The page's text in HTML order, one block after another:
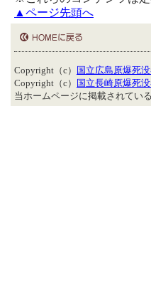
▲ページ先頭へ
Copyright（c）
国立広島原爆死
Copyright（c）
国立長崎原爆死
当ホームページに掲載されてい